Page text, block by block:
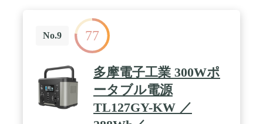
帯製品と比べて約15%省サイズ化しました※。自宅
に保管する際にも邪魔にならず、アウトドアへの持
ち出しも容易に。(※2023年9月時点 Anker調べ) /
90%以上の家電を動かすパワフルな出力：ACポート
の定格出力は家庭用コンセントと同じ安心の
1500W。さらに独自技術SurgePadにより消費電力
2,000Wまでの家電※に給電可能。アウトドアから停
電時まであらゆるシーンで活躍します。(※精密機
器や電圧保護機能がある機器は対象外) / 屋外で充電
が減っても心配不要：電気がない屋外でもソーラー
No.9 77
多摩電子工業 300Wポ
ータブル電源
TL127GY-KW ／